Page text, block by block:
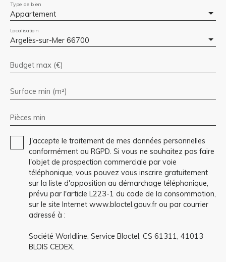
Appartement
Type de bien
Argelès-sur-Mer 66700
Localisation
Budget max (€)
Surface min (m²)
Pièces min
J'accepte le traitement de mes données personnelles
conformément au RGPD. Si vous ne souhaitez pas faire
l'objet de prospection commerciale par voie
téléphonique, vous pouvez vous inscrire gratuitement
sur la liste d'opposition au démarchage téléphonique,
prévu par l'article L223-1 du code de la consommation,
sur le site Internet www.bloctel.gouv.fr ou par courrier
adressé à :
Société Worldline, Service Bloctel, CS 61311, 41013
BLOIS CEDEX.